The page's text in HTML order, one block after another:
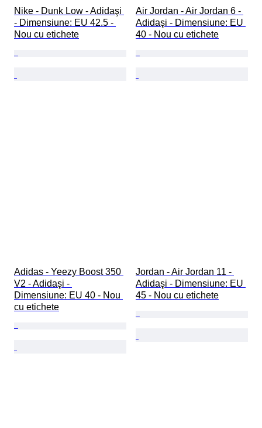
Nike - Dunk Low - Adidaşi
- Dimensiune: EU 42.5 -
Nou cu etichete
Air Jordan - Air Jordan 6 -
Adidaşi - Dimensiune: EU
40 - Nou cu etichete
Adidas - Yeezy Boost 350
V2 - Adidaşi -
Dimensiune: EU 40 - Nou
cu etichete
Jordan - Air Jordan 11 -
Adidaşi - Dimensiune: EU
45 - Nou cu etichete